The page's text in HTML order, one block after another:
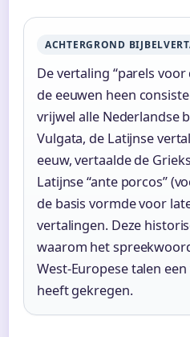
ACHTERGROND
De vertaling “parels
de eeuwen heen
vrijwel alle Nederlandse
Vulgata, de Latijnse
eeuw, vertaalde de
Latijnse “ante porcos”
de basis vormde voor
vertalingen. Deze
waarom het
West-Europese talen
heeft gekregen.